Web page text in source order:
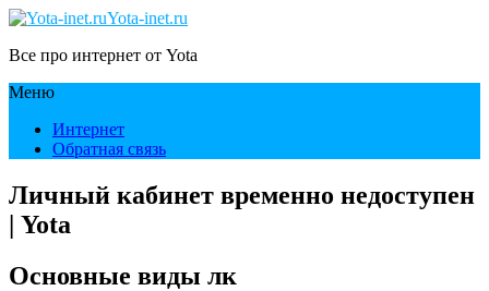
Yota-inet.ru
Все про интернет от Yota
Меню
Интернет
Обратная связь
Личный кабинет временно недоступен
| Yota
Основные виды лк